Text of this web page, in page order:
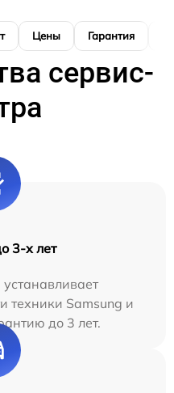
Цены Гарантия
сервис-
3-х лет
техники Samsung и
до 3 лет.